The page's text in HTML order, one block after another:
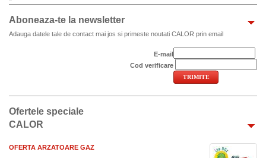
Aboneaza-te la newsletter
Adauga datele tale de contact mai jos si primeste noutati CALOR prin email
E-mail
Cod verificare
Ofertele speciale
CALOR
OFERTA ARZATOARE GAZ